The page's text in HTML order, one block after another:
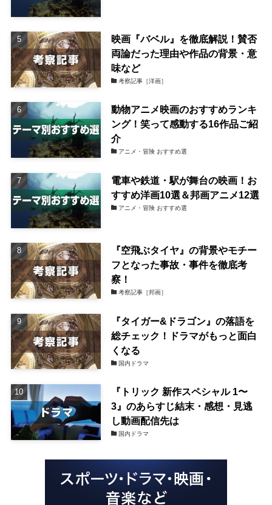
映画『バベル』を徹底解説！賛否
両論だった理由や作品の背景・意
味など
考察記事［洋画］
動物アニメ映画のおすすめランキ
ング！笑って感動する16作品ご紹
介
アニメ・冒険 おすすめ選
電車や鉄道・駅が舞台の映画！お
すすめ洋画10選＆邦画アニメ12選
アニメ・冒険 おすすめ選
『空飛ぶタイヤ』の背景やモチー
フとなった事故・事件を徹底考
察！
考察記事［邦画］
『タイガー&ドラゴン』の落語を
総チェック！ドラマがもっと面白
くなる
国内ドラマ
『トリック 新作スペシャル 1〜
3』のあらすじ結末・感想・見逃
し動画配信先は
国内ドラマ